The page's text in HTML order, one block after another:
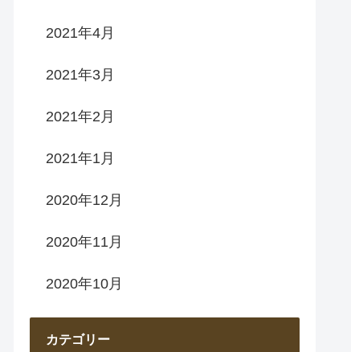
2021年4月
2021年3月
2021年2月
2021年1月
2020年12月
2020年11月
2020年10月
カテゴリー